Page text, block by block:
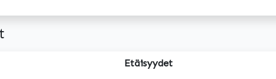
Etäisyydet